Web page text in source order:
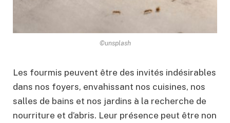
©unsplash
Les fourmis peuvent être des invités indésirables
dans nos foyers, envahissant nos cuisines, nos
salles de bains et nos jardins à la recherche de
nourriture et d’abris. Leur présence peut être non